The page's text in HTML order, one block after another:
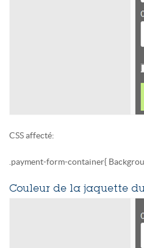
CSS affecté:
.payment-form-container{
Couleur de la jaquette